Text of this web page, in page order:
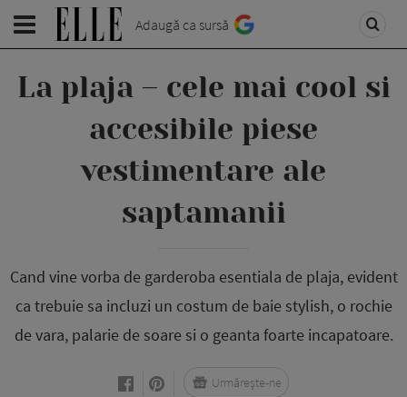
Adaugă ca sursă
La plaja – cele mai cool si
accesibile piese
vestimentare ale
saptamanii
Cand vine vorba de garderoba esentiala de plaja, evident
ca trebuie sa incluzi un costum de baie stylish, o rochie
de vara, palarie de soare si o geanta foarte incapatoare.
Urmărește-ne